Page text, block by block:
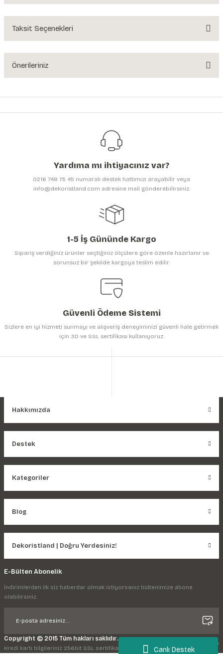
Canlı Destek
Ürün hakkında henüz soru sorulmamış.
Taksit Seçenekleri
Önerileriniz
yetersiz gördüğünüz noktaları öneri formunu kullanarak tarafımıza
Görüş ve önerileriniz için teşekkür ederiz.
Ürün resmi kalitesiz, bozuk veya görüntülenemiyor.
Ürün bilgilerinde hatalar bulunuyor.
Gönder
Yardıma mı ihtiyacınız var?
0216 748 75 45 numaralı destek hattımızı arayabilir veya
info@dekoristland.com adresine mail gönderebilirsiniz.
1-5 İş Gününde Kargo
Sipariş verdiğiniz ürünler seçtiğiniz ölçülere göre özenle hazırlanır ve
sorunsuz bir şekilde kargoya teslim edilir.
Güvenli Ödeme Sistemi
Sizlere en iyi hizmeti sunmayı ve alışveriş deneyiminizi güvenli hale getirmek
için 3D ve SSL sertifikası kullanıyoruz.
Hakkımızda
Destek
Kategoriler
Blog
Dekoristland | Doğru Yerdesiniz!
E-Bülten Abonelik
İndirimlerden ilk siz haberdar olmak istiyorsanız bültenimize abone
olabilirsiniz.
Copyright © 2015 Tüm hakları saklıdır.
Kredi kartı bilgileriniz 256bit SSL sertifikası ile korunmaktadır.